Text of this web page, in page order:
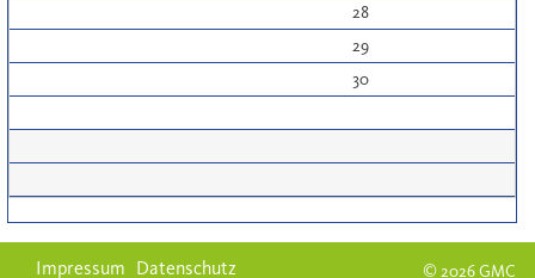
28
29
30
© 2026 GMC
Impressum Datenschutz